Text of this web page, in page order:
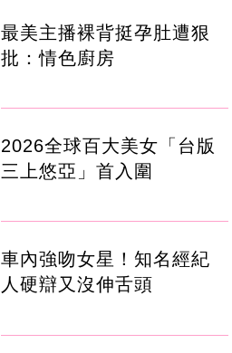
最美主播裸背挺孕肚遭狠
批：情色廚房
2026全球百大美女「台版
三上悠亞」首入圍
車內強吻女星！知名經紀
人硬辯又沒伸舌頭